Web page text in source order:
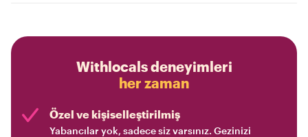
Withlocals deneyimleri
her zaman
Özel ve kişiselleştirilmiş
Yabancılar yok, sadece siz varsınız. Gezinizi